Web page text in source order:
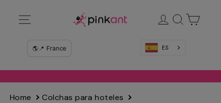
directamente
Ingresar
Buscar
ES
Home
Colchas para hoteles